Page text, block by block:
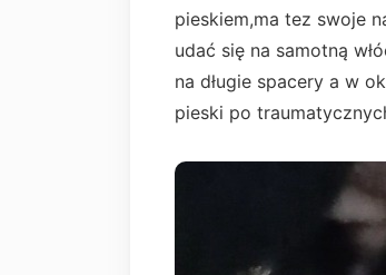
pieskiem,ma tez swoje
udać się na samotną
na długie spacery a w
pieski po